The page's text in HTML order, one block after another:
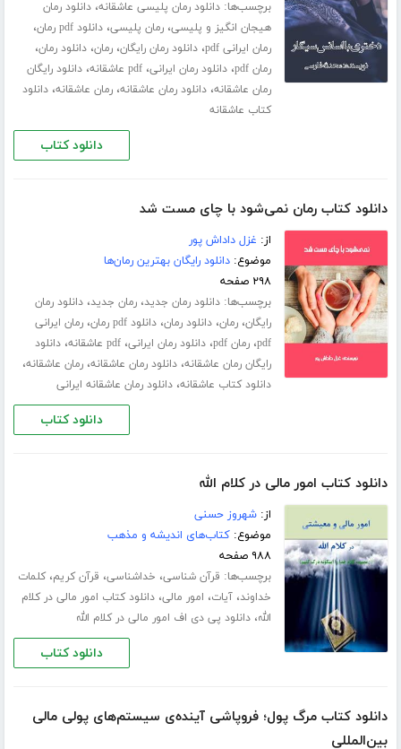
برچسب‌ها:دانلود رمان پلیسی عاشقانه،دانلود رمان
هیجان انگیز و پلیسی،رمان پلیسی،دانلود pdf رمان ،
رمان ایرانی pdf ،دانلود رمان رایگان،رمان،دانلود رمان،
رمان pdf ،دانلود رمان ایرانی،pdf عاشقانه ،دانلود رایگان
رمان عاشقانه،دانلود رمان عاشقانه،رمان عاشقانه،دانلود
کتاب عاشقانه
دانلود کتاب
دانلود کتاب رمان نمی‌شود با چای مست شد
از: غزل داداش پور
موضوع:دانلود رایگان بهترین رمان‌ها
۲۹۸ صفحه
برچسب‌ها:دانلود رمان جدید،رمان جدید،دانلود رمان
رایگان،رمان،دانلود رمان،دانلود pdf رمان ،رمان ایرانی
pdf،رمان pdf ،دانلود رمان ایرانی،pdf عاشقانه ،دانلود
رایگان رمان عاشقانه،دانلود رمان عاشقانه،رمان عاشقانه،
دانلود کتاب عاشقانه،دانلود رمان عاشقانه ایرانی
دانلود کتاب
دانلود کتاب امور مالی در کلام الله
از:شهروز حسنی
موضوع:کتاب‌های اندیشه و مذهب
۹۸۸ صفحه
برچسب‌ها: قرآن شناسی، خداشناسی، قرآن کریم،کلمات
خداوند،آیات، امور مالی،دانلود کتاب امور مالی در کلام
الله،دانلود پی دی اف امور مالی در کلام الله
دانلود کتاب
دانلود کتاب مرگ پول؛ فروپاشی آینده‌ی سیستم‌های پولی مالی
بین‌المللی